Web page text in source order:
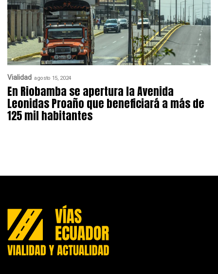
Vialidad agosto 15, 2024
En Riobamba se apertura la Avenida
Leonidas Proaño que beneficiará a más de
125 mil habitantes